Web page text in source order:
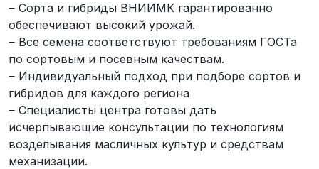
‒ Сорта и гибриды ВНИИМК гарантированно
обеспечивают высокий урожай.
‒ Все семена соответствуют требованиям ГОСТа
по сортовым и посевным качествам.
‒ Индивидуальный подход при подборе сортов и
гибридов для каждого региона
‒ Специалисты центра готовы дать
исчерпывающие консультации по технологиям
возделывания масличных культур и средствам
механизации.